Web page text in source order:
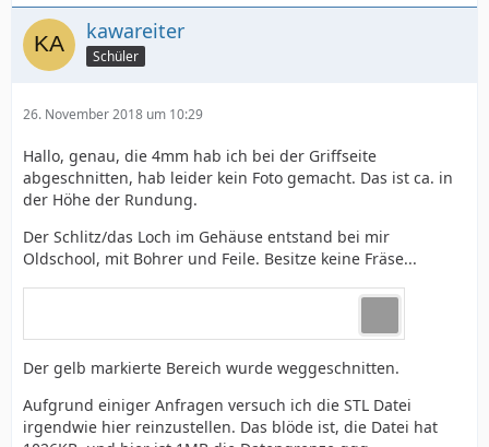
kawareiter
Schüler
26. November 2018 um 10:29
Hallo, genau, die 4mm hab ich bei der Griffseite
abgeschnitten, hab leider kein Foto gemacht. Das ist ca. in
der Höhe der Rundung.
Der Schlitz/das Loch im Gehäuse entstand bei mir
Oldschool, mit Bohrer und Feile. Besitze keine Fräse...
Der gelb markierte Bereich wurde weggeschnitten.
Aufgrund einiger Anfragen versuch ich die STL Datei
irgendwie hier reinzustellen. Das blöde ist, die Datei hat